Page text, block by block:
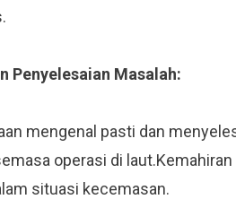
Penyelesaian Masalah:
mengenal pasti dan
operasi di
situasi kecemasan.